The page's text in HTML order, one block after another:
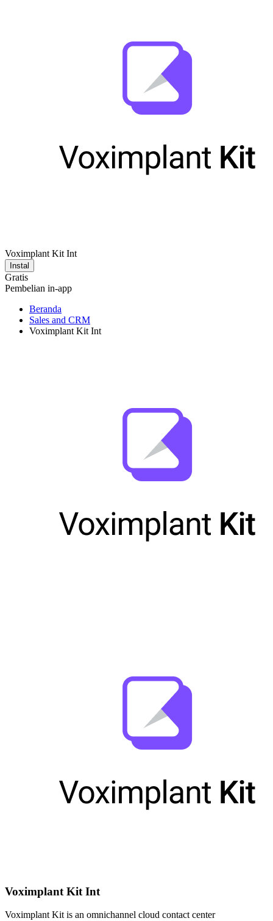
Voximplant Kit Int
Instal
Gratis
Pembelian in-app
Beranda
Sales and CRM
Voximplant Kit Int
Voximplant Kit Int
Voximplant Kit is an omnichannel cloud contact center